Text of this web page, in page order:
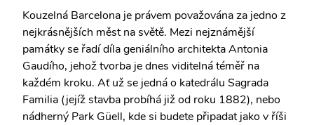
Kouzelná Barcelona je právem považována za jedno z
nejkrásnějších měst na světě. Mezi nejznámější
památky se řadí díla geniálního architekta Antonia
Gaudího, jehož tvorba je dnes viditelná téměř na
každém kroku. Ať už se jedná o katedrálu Sagrada
Familia (jejíž stavba probíhá již od roku 1882), nebo
nádherný Park Güell, kde si budete připadat jako v říši